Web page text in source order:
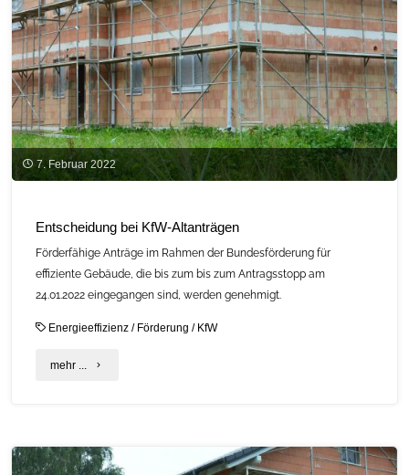
7. Februar 2022
Entscheidung bei KfW-Altanträgen
Förderfähige Anträge im Rahmen der Bundesförderung für
effiziente Gebäude, die bis zum bis zum Antragsstopp am
24.01.2022 eingegangen sind, werden genehmigt.
Energieeffizienz / Förderung / KfW
mehr ... "Entscheidung
Altanträgen"